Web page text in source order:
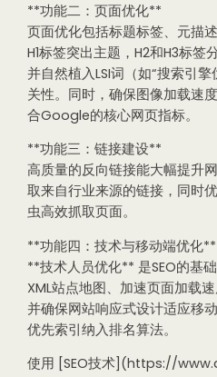
**功能二：页面优化**
页面优化包括标题标签、元描
H1标签突出主题，H2和H3标签
并自然植入LSI词（如“搜索引
关性。同时，确保图像加载速
合Google的核心网页指标。
**功能三：链接建设**
高质量的反向链接能大幅提升
取来自行业来源的链接，同时
虫高效抓取页面。
**功能四：技术与移动端优化**
**技术人员优化** 是SEO的基
XML站点地图、加速页面加载
并确保网站响应式设计适应移
优先索引纳入排名算法。
使用 [SEO技术](https://